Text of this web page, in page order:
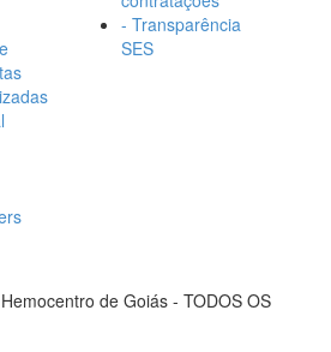
- Transparência
SES
de Goiás - TODOS OS